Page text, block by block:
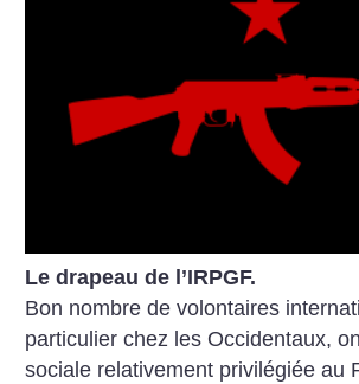
Le drapeau de l’IRPGF.
Bon nombre de volontaires
particulier chez les Occidentaux,
sociale relativement privilégiée au